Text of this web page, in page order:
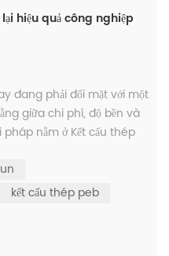
hiệu quả công nghiệp
đang phải đối mặt với một
giữa chi phí, độ bền và
nằm ở Kết cấu thép
Những cấu trúc này
thép mô-đun , cho
kết cấu thép peb